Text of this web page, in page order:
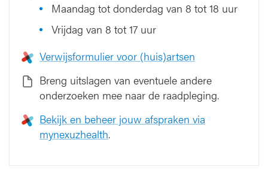
Maandag tot donderdag van 8 tot 18 uur
Vrijdag van 8 tot 17 uur
Verwijsformulier voor (huis)artsen
Breng uitslagen van eventuele andere
onderzoeken mee naar de raadpleging.
Bekijk en beheer jouw afspraken via
mynexuzhealth.